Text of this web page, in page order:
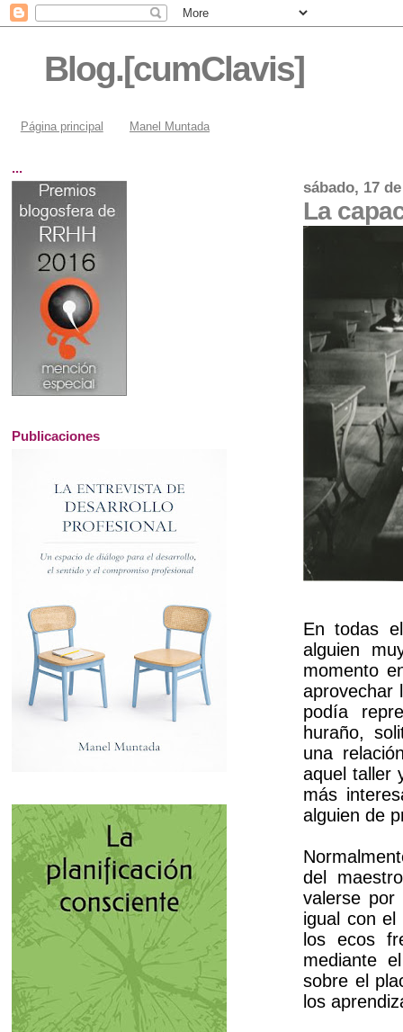
Blog.[cumClavis]
Página principal Manel Muntada
sábado, 17
La
En todas
alguien
momento
aprovechar
podía
huraño,
una
aquel taller
más
alguien de
del
valerse
igual con
los ecos
mediante
sobre el
los
...
Publicaciones